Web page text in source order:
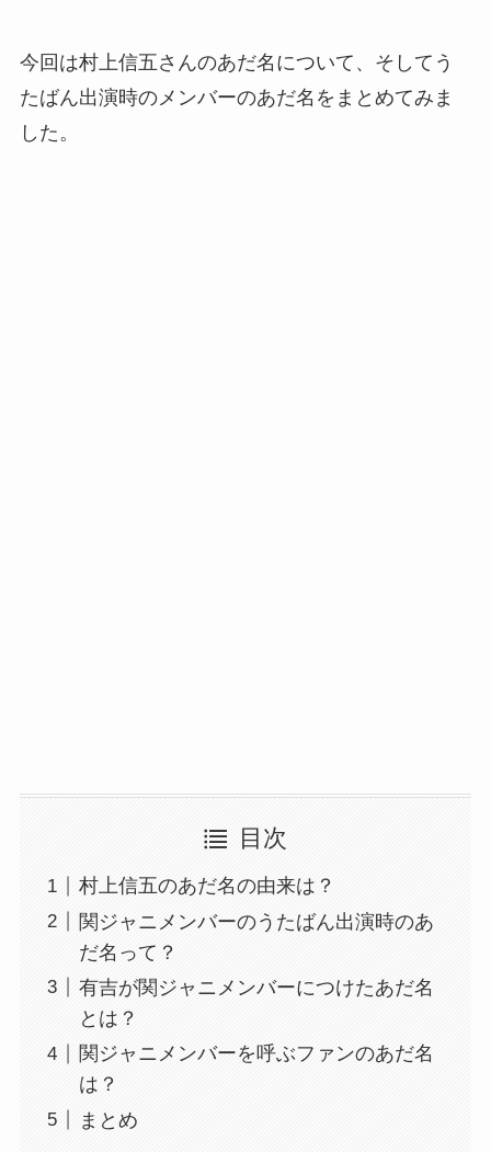
今回は村上信五さんのあだ名について、そしてう
たばん出演時のメンバーのあだ名をまとめてみま
した。
目次
村上信五のあだ名の由来は？
関ジャニメンバーのうたばん出演時のあ
だ名って？
有吉が関ジャニメンバーにつけたあだ名
とは？
関ジャニメンバーを呼ぶファンのあだ名
は？
まとめ